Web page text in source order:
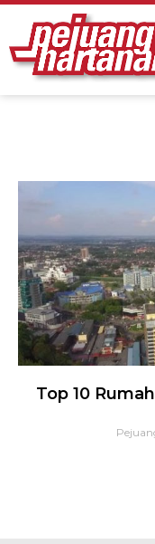
Top 10